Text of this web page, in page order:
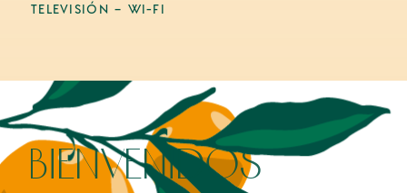
TELEVISIÓN – WI-FI
bienvenidos